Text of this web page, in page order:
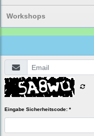
Workshops
Eingabe Sicherheitscode: *